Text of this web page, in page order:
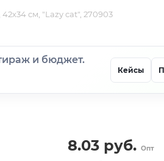
см, "Lazy cat", 270903
и бюджет.
Кейсы
8.03 руб. Опт